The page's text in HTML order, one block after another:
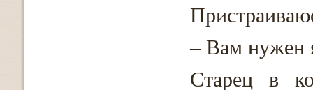
– Вам нужен
Старец в